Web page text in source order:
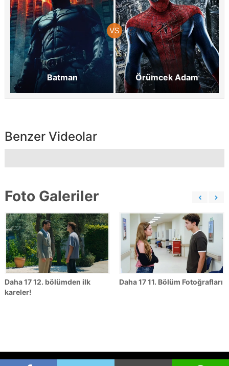
Batman Örümcek Adam
Benzer Videolar
Foto Galeriler
Daha 17 12. bölümden ilk
kareler!
Daha 17 11. Bölüm Fotoğrafları